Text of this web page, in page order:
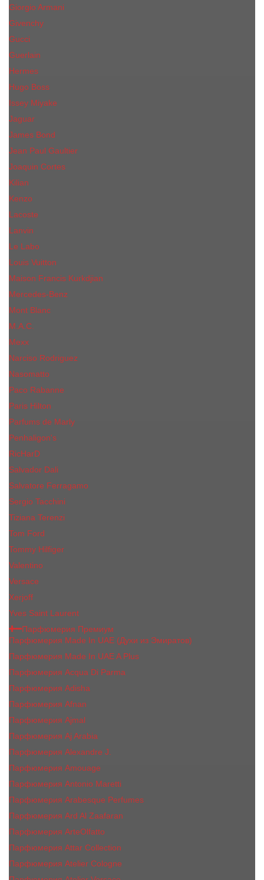
Giorgio Armani
Givenchy
Gucci
Guerlain
Hermes
Hugo Boss
Issey Miyake
Jaguar
James Bond
Jean Paul Gaultier
Joaquin Сortes
Kilian
Kenzo
Lacoste
Lanvin
Le Labo
Louis Vuitton
Maison Francis Kurkdjian
Mercedes-Benz
Mont Blanc
M.А.C.
Mexx
Narciso Rodriguez
Nasomatto
Paco Rabanne
Paris Hilton
Parfums de Marly
Penhaligon​'s
RicHarD
Salvador Dali
Salvatore Ferragamo
Sergio Tacchini
Tiziana Terenzi
Tom Ford
Tommy Hilfiger
Valentino
Versace
Xerjoff
Yves Saint Laurent
Парфюмерия Премиум
Парфюмерия Made In UAE (Духи из Эмиратов)
Парфюмерия Made In UAE A Plus
Парфюмерия Acqua Di Parma
Парфюмерия Adisha
Парфюмерия Afnan
Парфюмерия Ajmal
Парфюмерия Aj Arabia
Парфюмерия Alexandre J.
Парфюмерия Amouage
Парфюмерия Antonio Maretti
Парфюмерия Arabesque Perfumes
Парфюмерия Ard Al Zaafaran
Парфюмерия ArteOlfatto
Парфюмерия Attar Collection
Парфюмерия Atelier Cologne